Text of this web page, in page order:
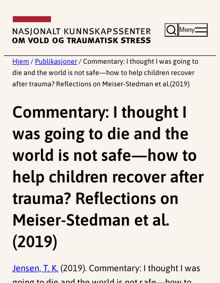
innhold
Meny
Hjem / Publikasjoner / Commentary: I thought I was going to
die and the world is not safe—how to help children recover
after trauma? Reflections on Meiser-Stedman et al.(2019)
Commentary: I thought I
was going to die and the
world is not safe—how to
help children recover after
trauma? Reflections on
Meiser-Stedman et al.
(2019)
Jensen, T. K. (2019). Commentary: I thought I was